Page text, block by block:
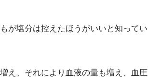
が塩分は控えたほうがいいと知ってい
え、それにより血液の量も増え、血圧